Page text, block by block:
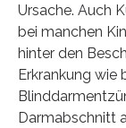
Ursache. Auch
bei manchen
hinter den
Erkrankung wie
Darmabschnitt